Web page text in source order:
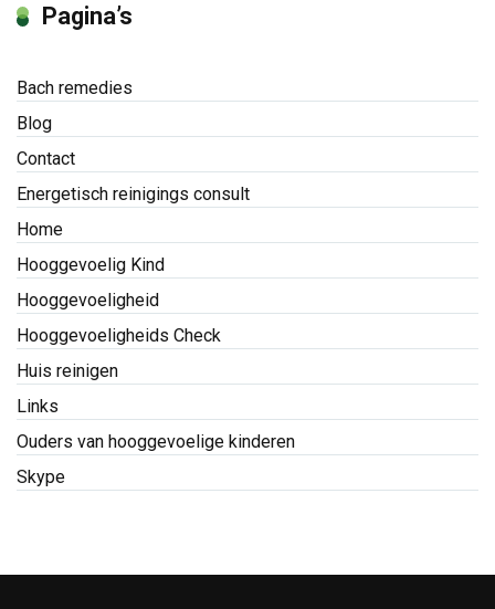
Pagina’s
Bach remedies
Blog
Contact
Energetisch reinigings consult
Home
Hooggevoelig Kind
Hooggevoeligheid
Hooggevoeligheids Check
Huis reinigen
Links
Ouders van hooggevoelige kinderen
Skype